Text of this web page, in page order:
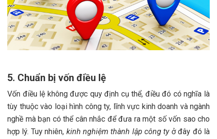
5. Chuẩn bị vốn điều lệ
Vốn điều lệ không được quy định cụ thể, điều đó có nghĩa là
tùy thuộc vào loại hình công ty, lĩnh vực kinh doanh và ngành
nghề mà bạn có thể cân nhắc để đưa ra một số vốn sao cho
hợp lý. Tuy nhiên, kinh nghiệm thành lập công tyở đây đó là